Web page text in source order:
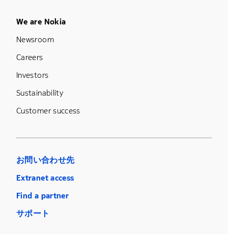
Footer Menu Five
We are Nokia
Newsroom
Careers
Investors
Sustainability
Customer success
お問い合わせ先
Extranet access
Find a partner
サポート